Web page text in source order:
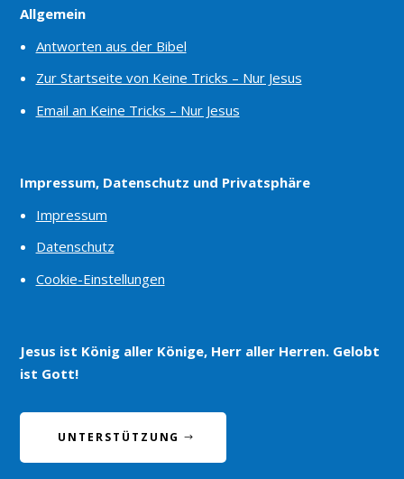
Allgemein
Antworten aus der Bibel
Zur Startseite von Keine Tricks – Nur Jesus
Email an Keine Tricks – Nur Jesus
Impressum, Datenschutz und Privatsphäre
Impressum
Datenschutz
Cookie-Einstellungen
Jesus ist König aller Könige, Herr aller Herren. Gelobt
ist Gott!
UNTERSTÜTZUNG